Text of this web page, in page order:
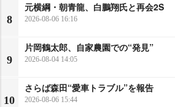
8
元横綱・朝青龍、白鵬翔氏と再会2S
2026-08-06 16:16
9
片岡鶴太郎、自家農園での“発見”
2026-08-04 14:05
10
さらば森田“愛車トラブル”を報告
2026-08-06 15:44